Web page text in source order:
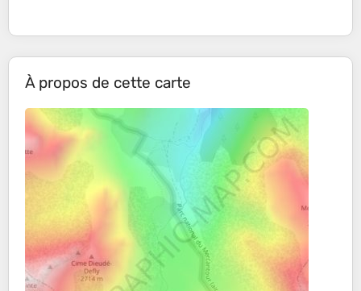
À propos de cette carte